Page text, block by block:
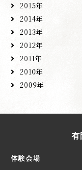
2015年
2014年
2013年
2012年
2011年
2010年
2009年
有
体験会場